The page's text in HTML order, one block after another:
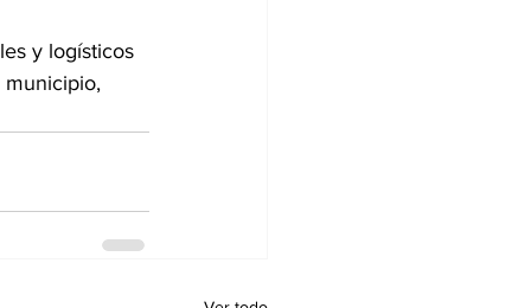
y logísticos
municipio,